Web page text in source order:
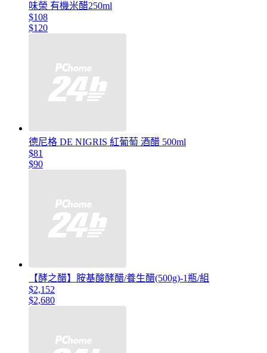
味榮 有機米醋250ml
$108
$120
德尼格 DE NIGRIS 紅葡萄 酒醋 500ml
$81
$90
【酵之醋】胺基酸酵醋/養生醋(500g)-1瓶/組
$2,152
$2,680